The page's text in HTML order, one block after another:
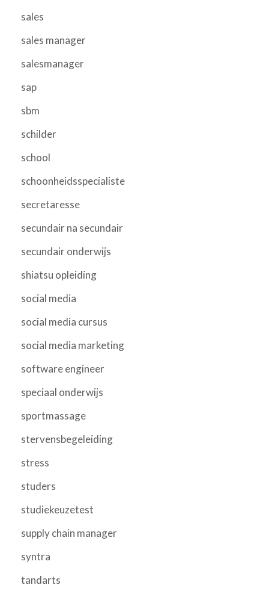
sales
sales manager
salesmanager
sap
sbm
schilder
school
schoonheidsspecialiste
secretaresse
secundair na secundair
secundair onderwijs
shiatsu opleiding
social media
social media cursus
social media marketing
software engineer
speciaal onderwijs
sportmassage
stervensbegeleiding
stress
studers
studiekeuzetest
supply chain manager
syntra
tandarts